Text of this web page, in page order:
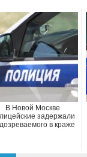
В Новой Москве
задержали
в краже